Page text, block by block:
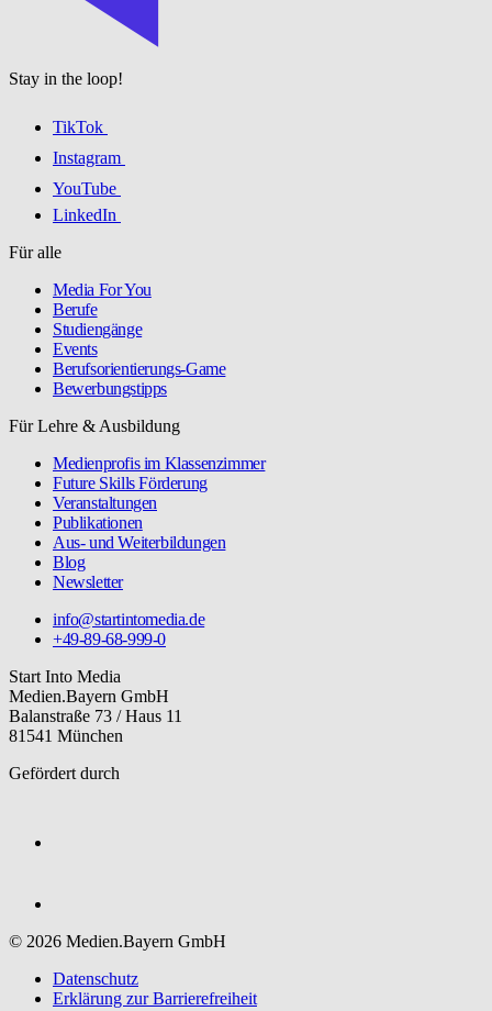
Stay in the loop!
TikTok
Instagram
YouTube
LinkedIn
Für alle
Media For You
Berufe
Studiengänge
Events
Berufsorientierungs-Game
Bewerbungstipps
Für Lehre & Ausbildung
Medienprofis im Klassenzimmer
Future Skills Förderung
Veranstaltungen
Publikationen
Aus- und Weiterbildungen
Blog
Newsletter
info@startintomedia.de
+49-89-68-999-0
Start Into Media
Medien.Bayern GmbH
Balanstraße 73 / Haus 11
81541 München
Gefördert durch
© 2026 Medien.Bayern GmbH
Datenschutz
Erklärung zur Barriere­freiheit